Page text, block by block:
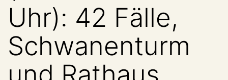
Uhr): 42 Fälle,
Schwanenturm